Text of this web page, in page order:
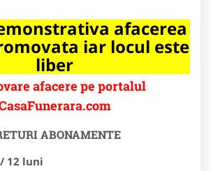
afacerea
iar locul este
liber
afacere pe portalul
ABONAMENTE
12 luni